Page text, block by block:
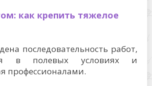
как крепить тяжелое
последовательность работ,
в полевых условиях и
профессионалами.